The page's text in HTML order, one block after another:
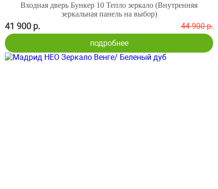
Входная дверь Бункер 10 Тепло зеркало (Внутренняя
зеркальная панель на выбор)
41 900 р.
44 900 р.
подробнее